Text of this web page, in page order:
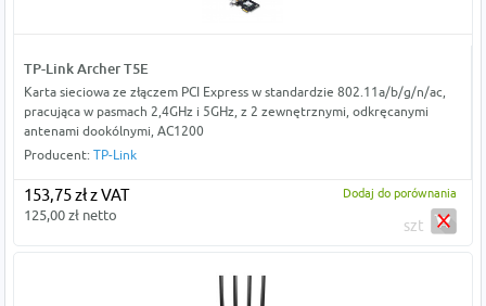
TP-Link Archer T5E
Karta sieciowa ze złączem PCI Express w standardzie 802.11a/b/g/n/ac,
pracująca w pasmach 2,4GHz i 5GHz, z 2 zewnętrznymi, odkręcanymi
antenami dookólnymi, AC1200
Producent: TP-Link
153,75 zł z VAT
125,00 zł netto
Dodaj do porównania
szt